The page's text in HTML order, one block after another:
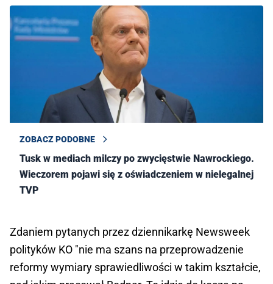
ZOBACZ PODOBNE
Tusk w mediach milczy po zwycięstwie Nawrockiego.
Wieczorem pojawi się z oświadczeniem w nielegalnej
TVP
Zdaniem pytanych przez dziennikarkę Newsweek
polityków KO "nie ma szans na przeprowadzenie
reformy wymiary sprawiedliwości w takim kształcie,